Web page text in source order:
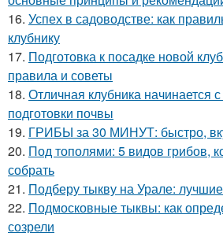
16. Успех в садоводстве: как
клубнику
17. Подготовка к посадке новой
правила и советы
18. Отличная клубника начинается
подготовки почвы
19. ГРИБЫ за 30 МИНУТ: быстро,
20. Под тополями: 5 видов грибов,
собрать
21. Подберу тыкву на Урале:
22. Подмосковные тыквы: как
созрели